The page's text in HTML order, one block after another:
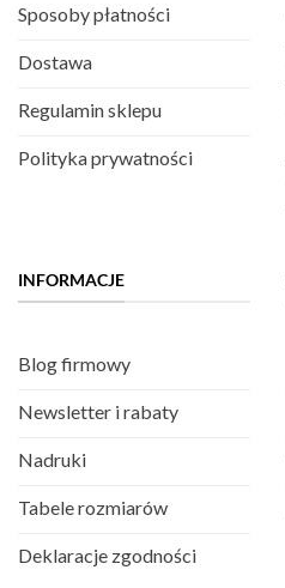
Sposoby płatności
Dostawa
Regulamin sklepu
Polityka prywatności
INFORMACJE
Blog firmowy
Newsletter i rabaty
Nadruki
Tabele rozmiarów
Deklaracje zgodności